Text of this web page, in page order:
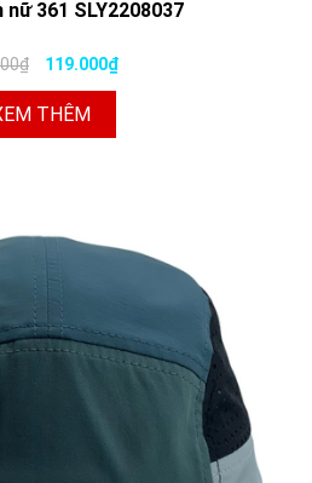
nữ 361 SLY2208037
119.000₫
THÊM